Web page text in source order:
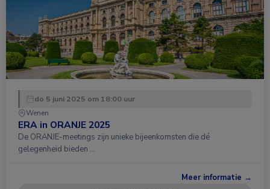
do 5 juni 2025 om 18:00 uur
Wenen
ERA in ORANJE 2025
De ORANJE-meetings zijn unieke bijeenkomsten die dé
gelegenheid bieden …
Meer informatie →